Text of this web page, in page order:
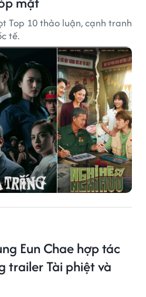
Top 10 thảo luận, cạnh tranh
tế.
Eun Chae hợp tác
trailer Tài phiệt và